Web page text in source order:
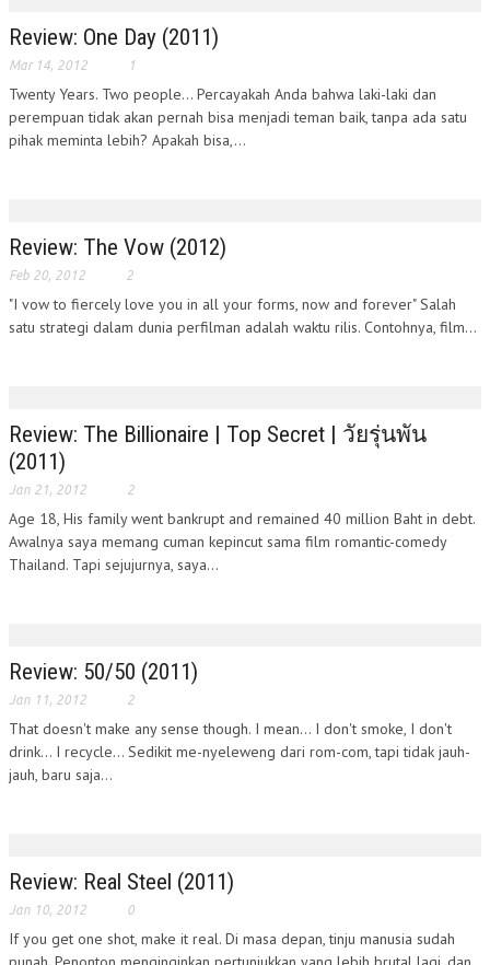
Review: One Day (2011)
Mar 14, 2012 1
Twenty Years. Two people... Percayakah Anda bahwa laki-laki dan
perempuan tidak akan pernah bisa menjadi teman baik, tanpa ada satu
pihak meminta lebih? Apakah bisa,...
Review: The Vow (2012)
Feb 20, 2012 2
"I vow to fiercely love you in all your forms, now and forever" Salah
satu strategi dalam dunia perfilman adalah waktu rilis. Contohnya, film...
Review: The Billionaire | Top Secret | วัยรุ่นพัน
(2011)
Jan 21, 2012 2
Age 18, His family went bankrupt and remained 40 million Baht in debt.
Awalnya saya memang cuman kepincut sama film romantic-comedy
Thailand. Tapi sejujurnya, saya...
Review: 50/50 (2011)
Jan 11, 2012 2
That doesn't make any sense though. I mean... I don't smoke, I don't
drink... I recycle... Sedikit me-nyeleweng dari rom-com, tapi tidak jauh-
jauh, baru saja...
Review: Real Steel (2011)
Jan 10, 2012 0
If you get one shot, make it real. Di masa depan, tinju manusia sudah